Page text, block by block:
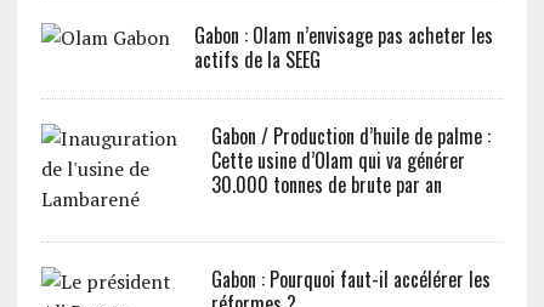
Gabon : Olam n’envisage pas acheter les
actifs de la SEEG
Gabon / Production d’huile de palme :
Cette usine d’Olam qui va générer
30.000 tonnes de brute par an
Gabon : Pourquoi faut-il accélérer les